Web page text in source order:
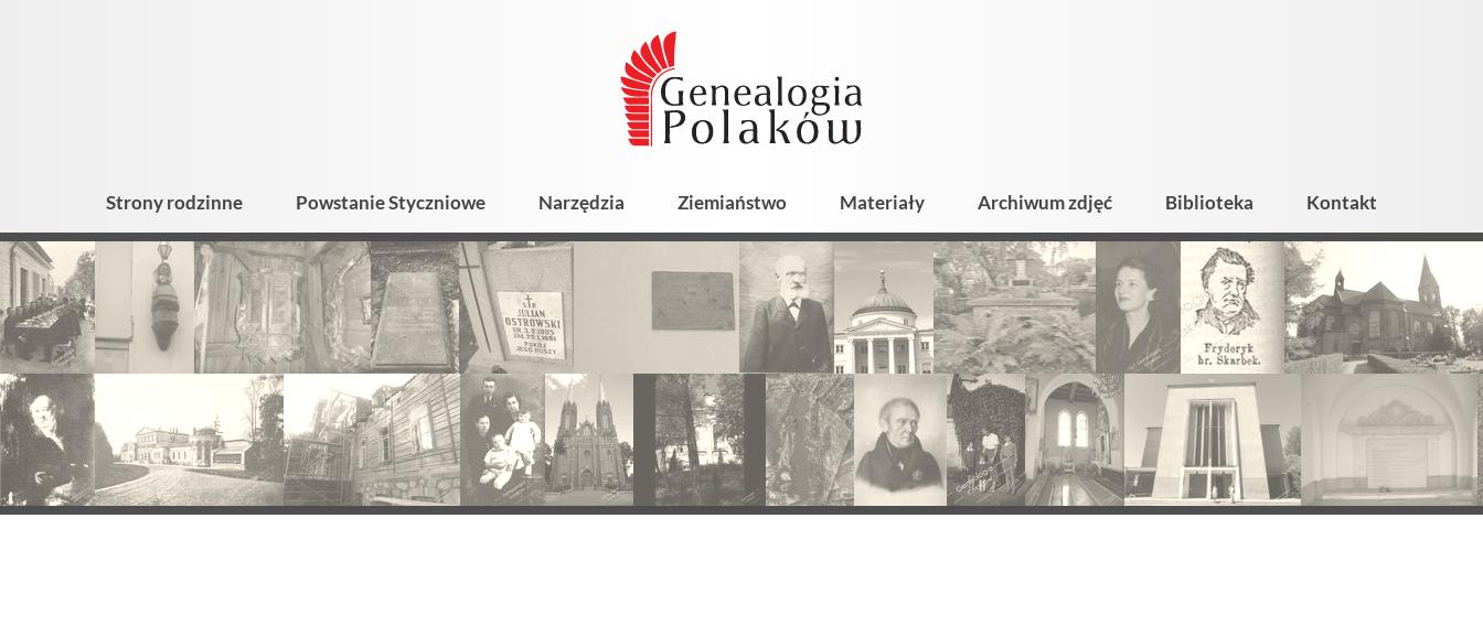
Strony rodzinne Powstanie Styczniowe Narzędzia Ziemiaństwo Materiały Archiwum zdjęć Biblioteka Kontakt